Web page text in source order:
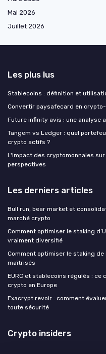
Mai 2026
Juillet 2026
Les plus lus
Stablecoins : définition et
Convertir paysafecard en
Future infinity avis : une analyse
Tangem vs Ledger : quel
crypto actifs ?
L'impact des cryptomonnaies
perspectives
Les derniers articles
Bull run, bear market et
marché crypto
Comment optimiser le staking
vraiment diversifié
Comment optimiser le staking de
maîtrisés
EURC et stablecoins régulés : ce
crypto en Europe
Exacrypt revoir : comment
toute sécurité
Crypto insiders